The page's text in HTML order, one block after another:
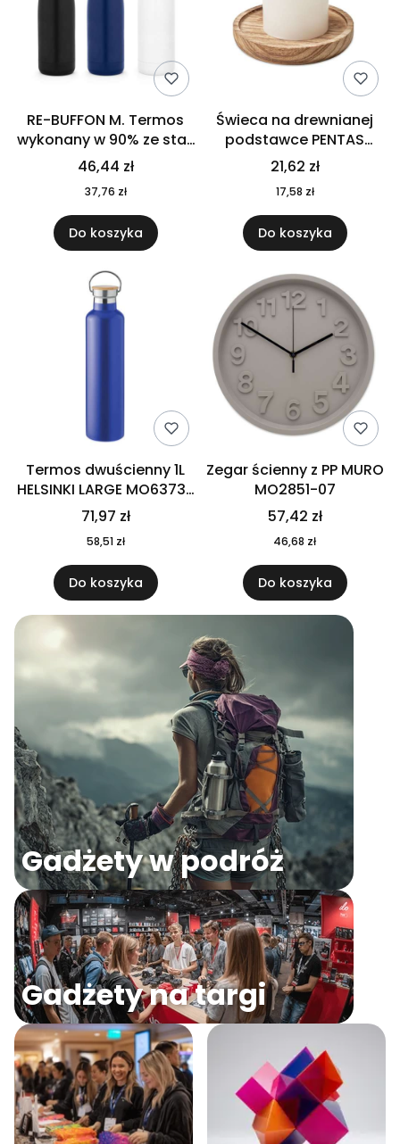
RE-BUFFON M. Termos
wykonany w 90% ze stali
nierdzewnej
pochodzącej z
recyklingu 520 ml 94294
46,44 zł
37,76 zł
Do koszyka
Świeca na drewnianej
podstawce PENTAS
MO6282-40
21,62 zł
17,58 zł
Do koszyka
Termos dwuścienny 1L
HELSINKI LARGE MO6373-
04
71,97 zł
58,51 zł
Do koszyka
Zegar ścienny z PP MURO
MO2851-07
57,42 zł
46,68 zł
Do koszyka
Gadżety w podróż
Gadżety na targi